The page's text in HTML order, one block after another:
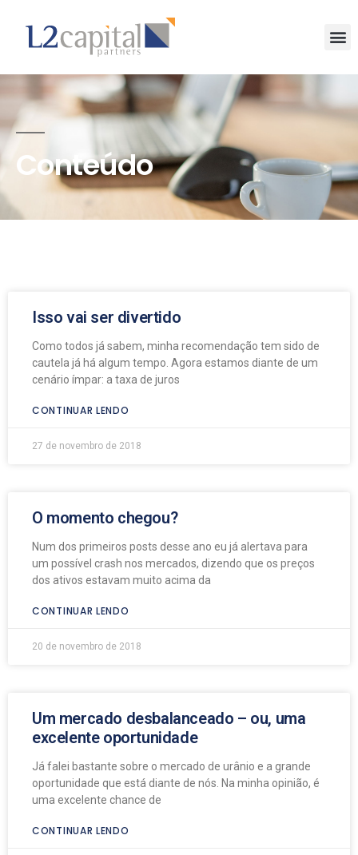
Conteúdo
Isso vai ser divertido
Como todos já sabem, minha recomendação tem sido de
cautela já há algum tempo. Agora estamos diante de um
cenário ímpar: a taxa de juros
CONTINUAR LENDO
27 de novembro de 2018
O momento chegou?
Num dos primeiros posts desse ano eu já alertava para
um possível crash nos mercados, dizendo que os preços
dos ativos estavam muito acima da
CONTINUAR LENDO
20 de novembro de 2018
Um mercado desbalanceado – ou, uma
excelente oportunidade
Já falei bastante sobre o mercado de urânio e a grande
oportunidade que está diante de nós. Na minha opinião, é
uma excelente chance de
CONTINUAR LENDO